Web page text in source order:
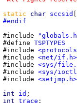
static char sccsid
#endif
#include
#define TSPTYPES
#include
#include <net/if.h>
#include <sys/
#include <sys/
#include <setjmp.h>
int id
int trace